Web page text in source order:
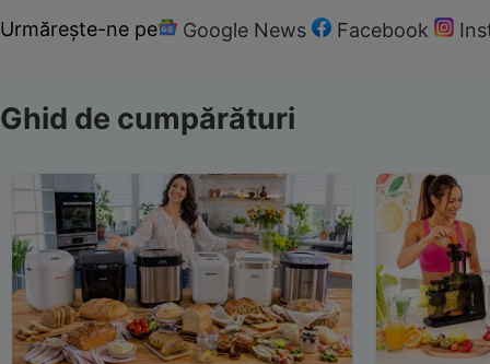
Urmărește-ne pe Google News Facebook
Ghid de cumpărături